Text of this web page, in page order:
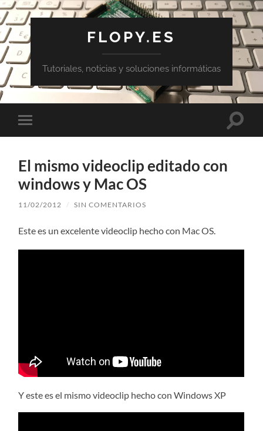
FLOPY.ES
Tutoriales, noticias y soluciones informáticas
Alternar
el
móvil
El mismo videoclip editado con
windows y Mac OS
11/02/2012 / SIN COMENTARIOS
Este es un excelente videoclip hecho con Mac OS.
Y este es el mismo videoclip hecho con Windows XP